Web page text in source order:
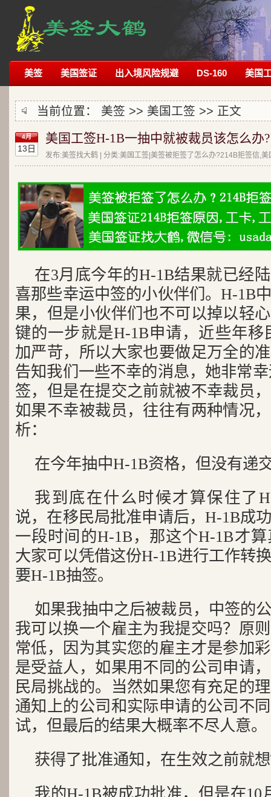
美签 美国签证 出入境风险规避 DS-160 美国
当前位置： 美签 >> 美国工签 >> 正文
4月
13日
美国工签H-1B一抽中就被裁员该怎么办?
发布:美签找大鹤 | 分类:美国工签|美签被拒签了怎么办?214B拒签信,
在3月底今年的H-1B结果就已经
喜那些幸运中签的小伙伴们。H-1B
果，但是小伙伴们也不可以掉以轻
键的一步就是H-1B申请，近些年移
加严苛，所以大家也要做足万全的
告知我们一些不幸的消息，她非常
签，但是在提交之前就被不幸裁员
如果不幸被裁员，往往有两种情况
析：
在今年抽中H-1B资格，但没有递
我到底在什么时候才算保住了
说，在移民局批准申请后，H-1B成
一段时间的H-1B，那这个H-1B才
大家可以凭借这份H-1B进行工作转
要H-1B抽签。
如果我抽中之后被裁员，中签的
我可以换一个雇主为我提交吗？原
常低，因为其实您的雇主才是参加
是受益人，如果用不同的公司申请
民局挑战的。当然如果您有充足的
通知上的公司和实际申请的公司不
试，但最后的结果大概率不尽人意。
获得了批准通知，在生效之前就